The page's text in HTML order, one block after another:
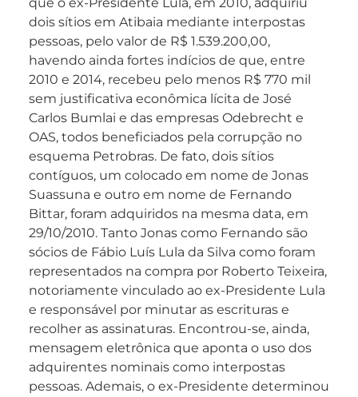
dois sítios em Atibaia mediante interpostas
pessoas, pelo valor de R$ 1.539.200,00,
havendo ainda fortes indícios de que, entre
2010 e 2014, recebeu pelo menos R$ 770 mil
sem justificativa econômica lícita de José
Carlos Bumlai e das empresas Odebrecht e
OAS, todos beneficiados pela corrupção no
esquema Petrobras. De fato, dois sítios
contíguos, um colocado em nome de Jonas
Suassuna e outro em nome de Fernando
Bittar, foram adquiridos na mesma data, em
29/10/2010. Tanto Jonas como Fernando são
sócios de Fábio Luís Lula da Silva como foram
representados na compra por Roberto Teixeira,
notoriamente vinculado ao ex-Presidente Lula
e responsável por minutar as escrituras e
recolher as assinaturas. Encontrou-se, ainda,
mensagem eletrônica que aponta o uso dos
adquirentes nominais como interpostas
pessoas. Ademais, o ex-Presidente determinou